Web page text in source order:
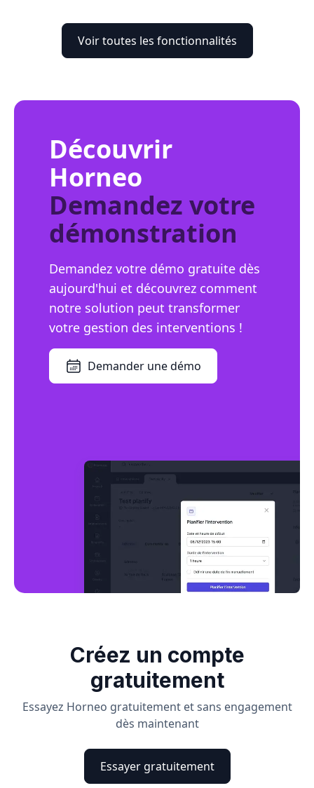
Voir toutes les fonctionnalités
Découvrir
Horneo
Demandez votre
démonstration
Demandez votre démo gratuite dès
aujourd'hui et découvrez comment
notre solution peut transformer
votre gestion des interventions !
Demander une démo
Créez un compte
gratuitement
Essayez Horneo gratuitement et sans engagement
dès maintenant
Essayer gratuitement